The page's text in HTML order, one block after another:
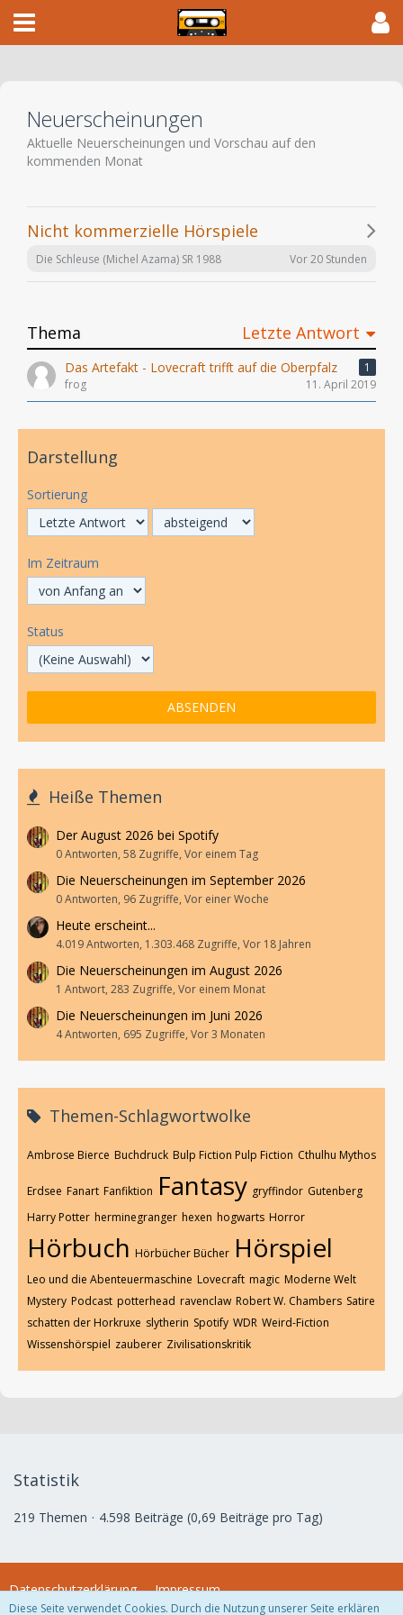
Neuerscheinungen
Aktuelle Neuerscheinungen und Vorschau auf den
kommenden Monat
Nicht kommerzielle Hörspiele
Die Schleuse (Michel Azama) SR 1988 Vor 20 Stunden
Thema Letzte Antwort
Das Artefakt - Lovecraft trifft auf die Oberpfalz
1
frog
11. April 2019
Darstellung
Sortierung
Im Zeitraum
Status
Heiße Themen
Der August 2026 bei Spotify
0 Antworten, 58 Zugriffe, Vor einem Tag
Die Neuerscheinungen im September 2026
0 Antworten, 96 Zugriffe, Vor einer Woche
Heute erscheint...
4.019 Antworten, 1.303.468 Zugriffe, Vor 18 Jahren
Die Neuerscheinungen im August 2026
1 Antwort, 283 Zugriffe, Vor einem Monat
Die Neuerscheinungen im Juni 2026
4 Antworten, 695 Zugriffe, Vor 3 Monaten
Themen-Schlagwortwolke
Ambrose Bierce Buchdruck Bulp Fiction Pulp Fiction Cthulhu Mythos
Erdsee Fanart Fanfiktion Fantasy gryffindor Gutenberg
Harry Potter herminegranger hexen hogwarts Horror
Hörbuch Hörbücher Bücher Hörspiel
Leo und die Abenteuermaschine Lovecraft magic Moderne Welt
Mystery Podcast potterhead ravenclaw Robert W. Chambers Satire
schatten der Horkruxe slytherin Spotify WDR Weird-Fiction
Wissenshörspiel zauberer Zivilisationskritik
Statistik
219 Themen 4.598 Beiträge (0,69 Beiträge pro Tag)
Datenschutzerklärung Impressum
Diese Seite verwendet Cookies. Durch die Nutzung unserer Seite erklären